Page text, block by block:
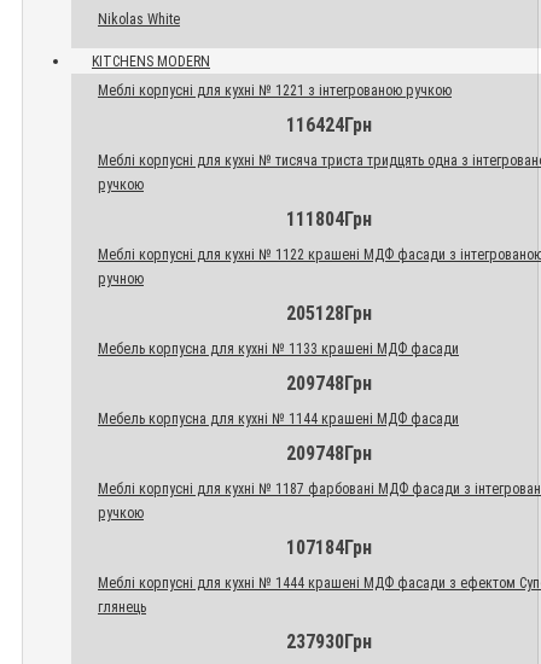
Nikolas White
KITCHENS MODERN
Меблі корпусні для кухні № 1221 з інтегрованою ручкою
116424Грн
Меблі корпусні для кухні № тисяча триста тридцять одна з
ручкою
111804Грн
Меблі корпусні для кухні № 1122 крашені МДФ фасади з
ручною
205128Грн
Мебель корпусна для кухні № 1133 крашені МДФ фасади
209748Грн
Мебель корпусна для кухні № 1144 крашені МДФ фасади
209748Грн
Меблі корпусні для кухні № 1187 фарбовані МДФ фасади з
ручкою
107184Грн
Меблі корпусні для кухні № 1444 крашені МДФ фасади з ефектом
глянець
237930Грн